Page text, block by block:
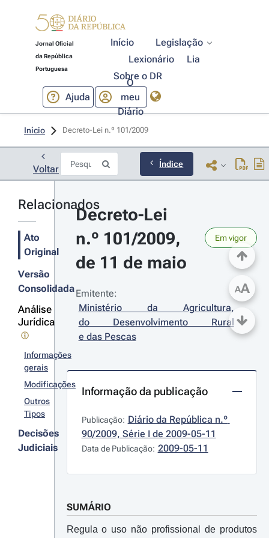
Jornal Oficial
da República
Portuguesa
Início
Legislação
Lexionário
Lia
Sobre o DR
Ajuda
O
meu
Diário
Início Decreto-Lei n.º 101/2009
Voltar Índice
Relacionados
Ato
Original
Versão
Consolidada
Análise
Jurídica
Informações
gerais
Modificações
Outros
Tipos
Decisões
Judiciais
Decreto-Lei
n.º 101/2009,
de 11 de maio
Em vigor
Emitente:
Ministério da Agricultura,
do Desenvolvimento Rural
e das Pescas
Informação da publicação
Publicação: Diário da República n.º
90/2009, Série I de 2009-05-11
Data de Publicação: 2009-05-11
SUMÁRIO
Regula o uso não profissional de produtos
AA